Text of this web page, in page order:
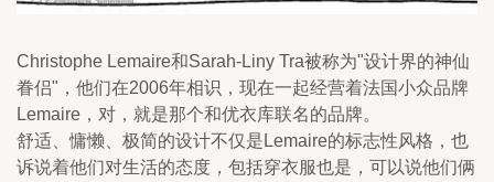
Christophe Lemaire和Sarah-Liny Tra被称为"设计界的神仙
眷侣"，他们在2006年相识，现在一起经营着法国小众品牌
Lemaire，对，就是那个和优衣库联名的品牌。
舒适、慵懒、极简的设计不仅是Lemaire的标志性风格，也
诉说着他们对生活的态度，包括穿衣服也是，可以说他们俩